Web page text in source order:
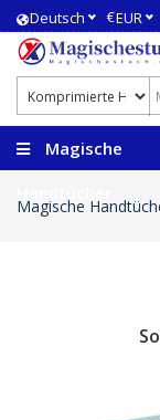
Deutsch €EUR
Magische
Magische